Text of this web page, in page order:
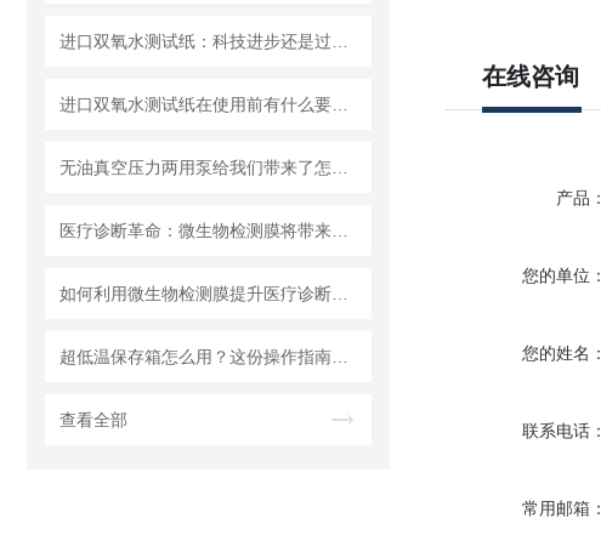
查看全部
在线咨询
产品：
您的单位：
您的姓名：
联系电话：
常用邮箱：